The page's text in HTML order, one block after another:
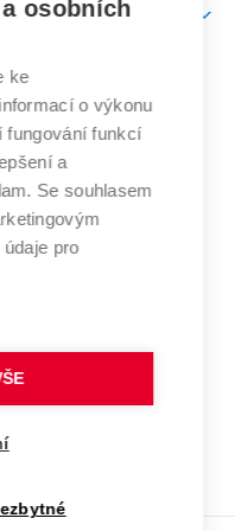
učení
technické
osobních
ke
o výkonu
fungování funkcí
a
Se souhlasem
pro